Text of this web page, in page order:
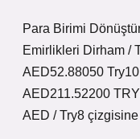
Para Birimi
Emirlikleri Dirham /
AED52.88050
AED211.52200
AED / Try8